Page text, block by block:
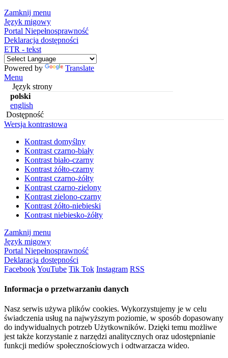
Zamknij menu
Język migowy
Portal Niepełnosprawność
Deklaracja dostępności
ETR - tekst
Powered by
Translate
Menu
Język strony
polski
english
Dostępność
Wersja kontrastowa
Kontrast domyślny
Kontrast czarno-biały
Kontrast biało-czarny
Kontrast żółto-czarny
Kontrast czarno-żółty
Kontrast czarno-zielony
Kontrast zielono-czarny
Kontrast żółto-niebieski
Kontrast niebiesko-żółty
Zamknij menu
Język migowy
Portal Niepełnosprawność
Deklaracja dostępności
FacebookYouTube Tik Tok Instagram RSS
Informacja o przetwarzaniu danych
Nasz serwis używa plików cookies. Wykorzystujemy je w celu
świadczenia usług na najwyższym poziomie, w sposób dopasowany
do indywidualnych potrzeb Użytkowników. Dzięki temu możliwe
jest także korzystanie z narzędzi analitycznych oraz udostępnianie
funkcji mediów społecznościowych i odtwarzacza wideo.